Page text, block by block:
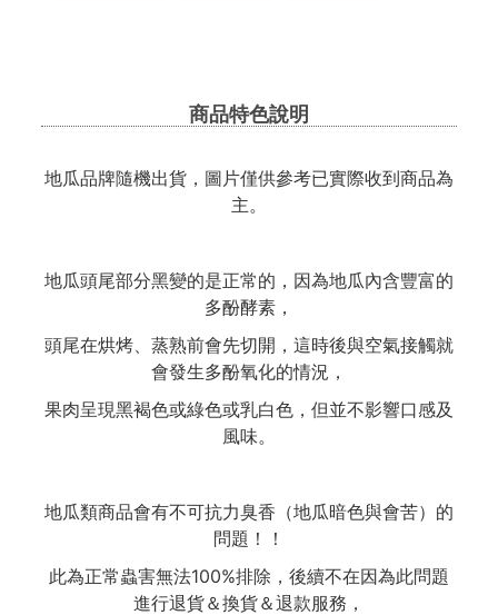
商品特色說明
地瓜品牌隨機出貨，圖片僅供參考已實際收到商品為
主。
地瓜頭尾部分黑變的是正常的，因為地瓜內含豐富的
多酚酵素，
頭尾在烘烤、蒸熟前會先切開，這時後與空氣接觸就
會發生多酚氧化的情況，
果肉呈現黑褐色或綠色或乳白色，但並不影響口感及
風味。
地瓜類商品會有不可抗力臭香（地瓜暗色與會苦）的
問題！！
此為正常蟲害無法100%排除，後續不在因為此問題
進行退貨＆換貨＆退款服務，